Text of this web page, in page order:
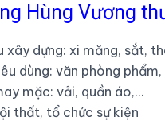
Hùng Vương
xây dựng: xi măng, sắt,
dùng: văn phòng
mặc: vải, quần áo,…
thất, tổ chức sự kiện